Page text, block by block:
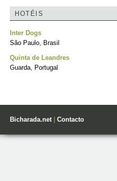
HOTÉIS
Inter Dogs
São Paulo, Brasil
Quinta de Leandres
Guarda, Portugal
Bicharada.net| Contacto